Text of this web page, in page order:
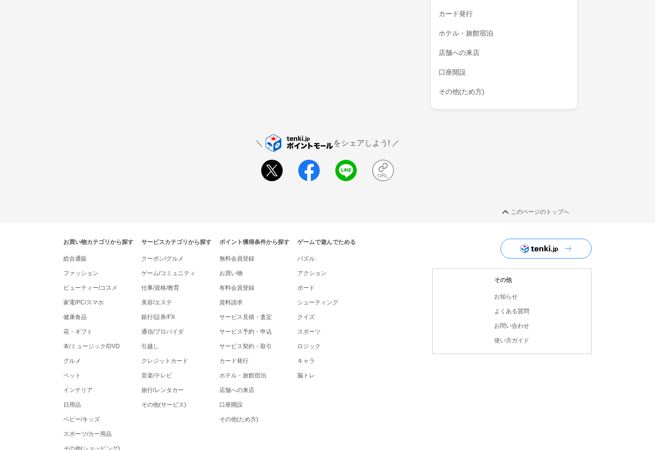
カード発行
ホテル・旅館宿泊
店舗への来店
口座開設
その他(ため方)
をシェアしよう!
このページのトップへ
tenki.jpポイントモールナビゲーション
お買い物カテゴリから探す
総合通販
ファッション
ビューティー/コスメ
家電/PC/スマホ
健康食品
花・ギフト
本/ミュージック/DVD
グルメ
ペット
インテリア
日用品
ベビー/キッズ
スポーツ/カー用品
その他(ショッピング)
サービスカテゴリから探す
クーポン/グルメ
ゲーム/コミュニティ
仕事/資格/教育
美容/エステ
銀行/証券/FX
通信/プロバイダ
引越し
クレジットカード
音楽/テレビ
旅行/レンタカー
その他(サービス)
ポイント獲得条件から探す
無料会員登録
お買い物
有料会員登録
資料請求
サービス見積・査定
サービス予約・申込
サービス契約・取引
カード発行
ホテル・旅館宿泊
店舗への来店
口座開設
その他(ため方)
ゲームで遊んでためる
パズル
アクション
ボード
シューティング
クイズ
スポーツ
ロジック
キャラ
脳トレ
ユーザーナビゲーション
その他
お知らせ
よくある質問
お問い合わせ
使い方ガイド